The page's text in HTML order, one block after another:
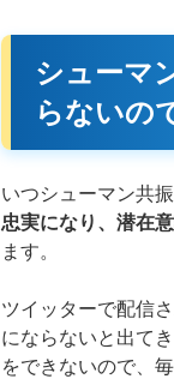
シューマ
らないの
いつシューマン共
忠実になり、潜在
ます。
ツイッターで配信
にならないと出て
をできないので、